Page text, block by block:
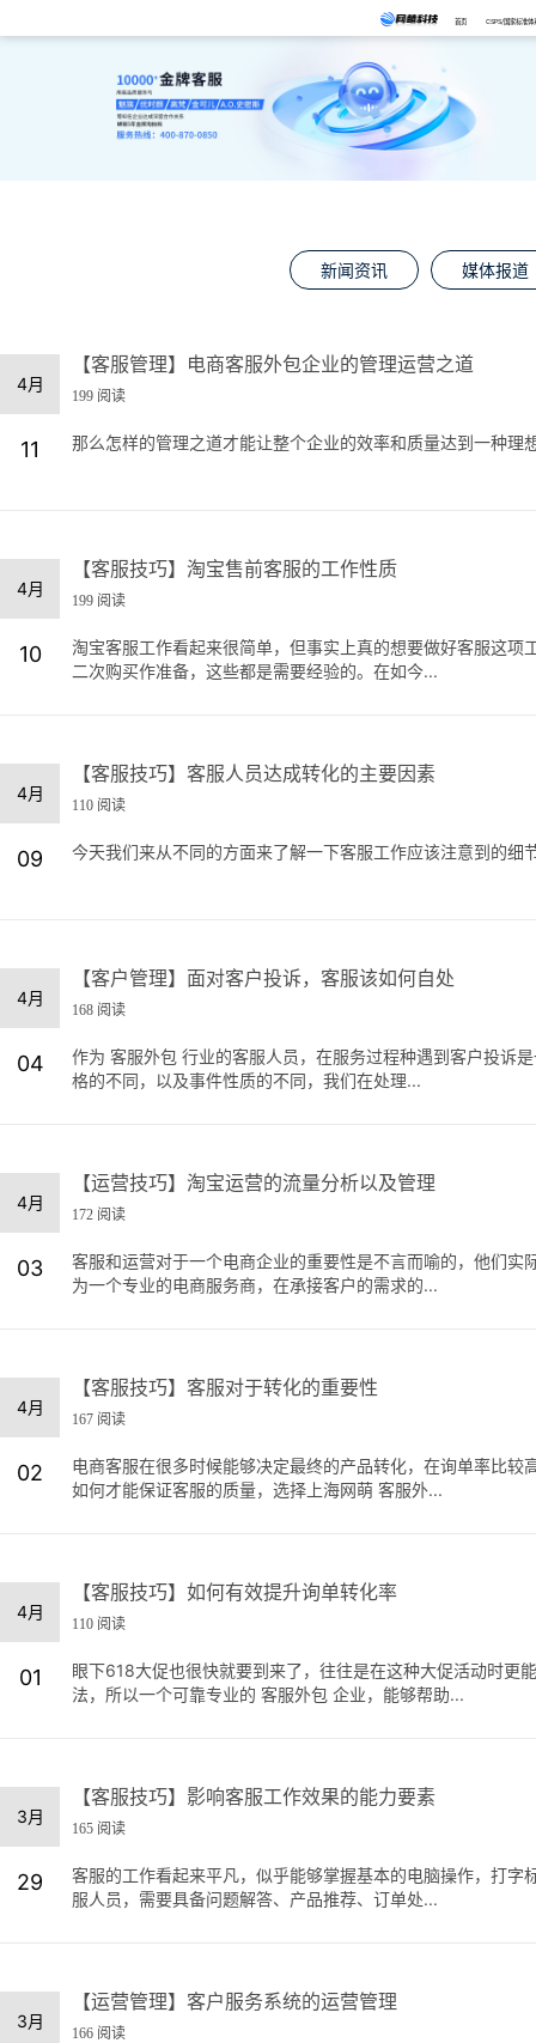
首页 CSPS/国家标准体
新闻资讯 媒体报道
4月
11
【客服管理】电商客服外包企业的管理运营之道
199 阅读
那么怎样的管理之道才能让整个企业的效率和质量达到一种理
4月
10
【客服技巧】淘宝售前客服的工作性质
199 阅读
淘宝客服工作看起来很简单，但事实上真的想要做好客服这
二次购买作准备，这些都是需要经验的。在如今...
4月
09
【客服技巧】客服人员达成转化的主要因素
110 阅读
今天我们来从不同的方面来了解一下客服工作应该注意到的细
4月
04
【客户管理】面对客户投诉，客服该如何自处
168 阅读
作为 客服外包 行业的客服人员，在服务过程种遇到客户投诉
格的不同，以及事件性质的不同，我们在处理...
4月
03
【运营技巧】淘宝运营的流量分析以及管理
172 阅读
客服和运营对于一个电商企业的重要性是不言而喻的，他们
为一个专业的电商服务商，在承接客户的需求的...
4月
02
【客服技巧】客服对于转化的重要性
167 阅读
电商客服在很多时候能够决定最终的产品转化，在询单率比
如何才能保证客服的质量，选择上海网萌 客服外...
4月
01
【客服技巧】如何有效提升询单转化率
110 阅读
眼下618大促也很快就要到来了，往往是在这种大促活动时更
法，所以一个可靠专业的 客服外包 企业，能够帮助...
3月
29
【客服技巧】影响客服工作效果的能力要素
165 阅读
客服的工作看起来平凡，似乎能够掌握基本的电脑操作，打
服人员，需要具备问题解答、产品推荐、订单处...
3月
【运营管理】客户服务系统的运营管理
166 阅读